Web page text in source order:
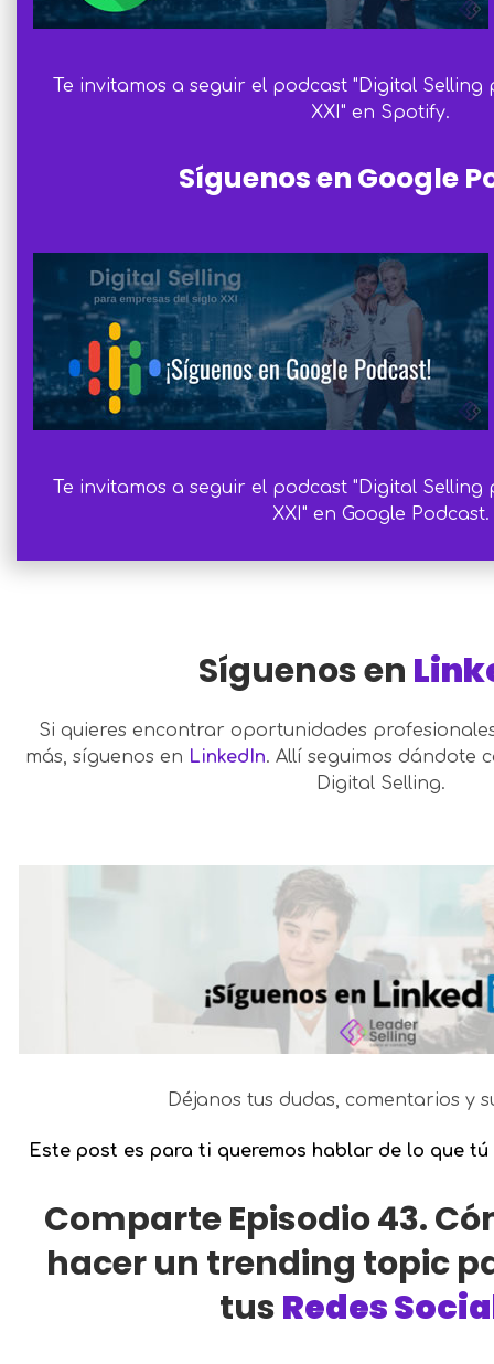
Te invitamos a seguir el podcast "Digital Selling
XXI" en Spotify.
Síguenos en Google
Te invitamos a seguir el podcast "Digital Selling
XXI" en Google Podcast.
Síguenos en
Si quieres encontrar oportunidades
más, síguenos en LinkedIn. Allí seguimos dándote
Digital Selling.
Déjanos tus dudas, comentarios y
Este post es para ti queremos hablar de lo que tú
Comparte Episodio 43.
hacer un trending topic
tusRedes